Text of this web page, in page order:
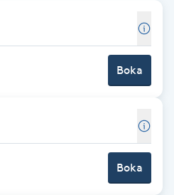
Boka
Boka